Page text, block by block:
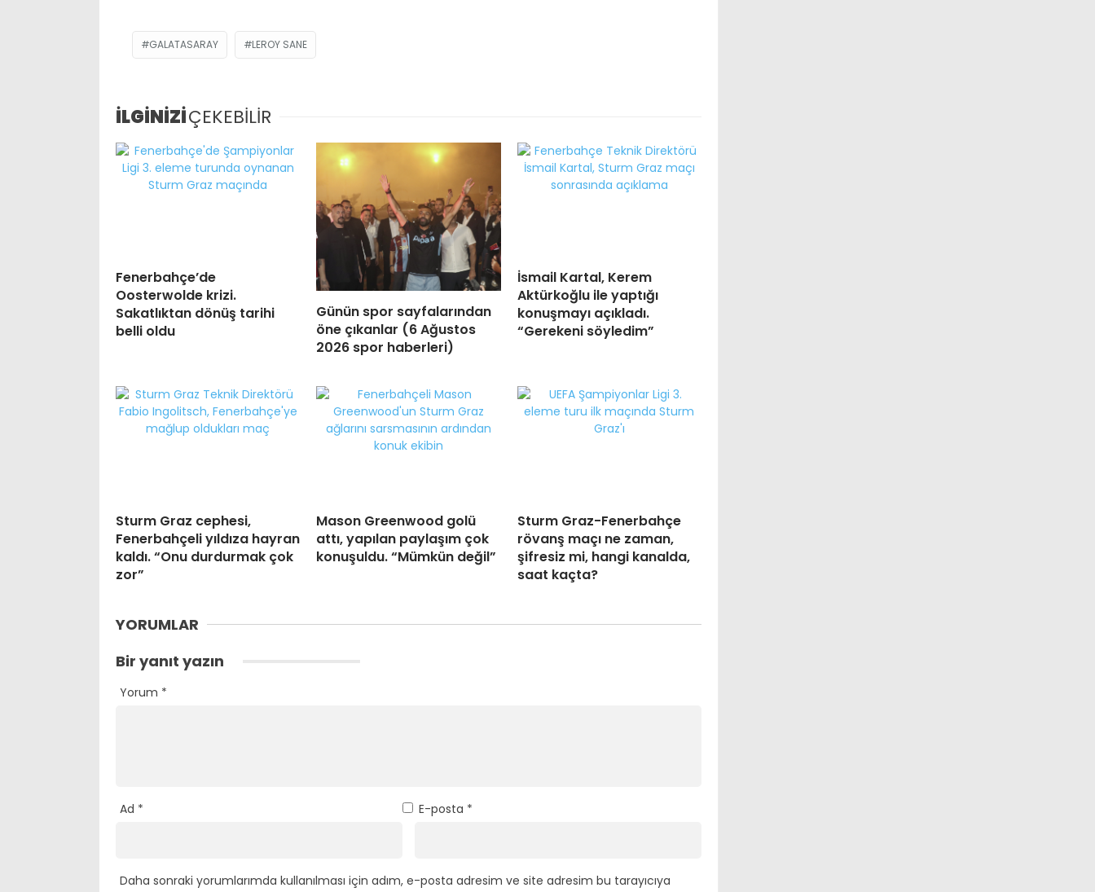
GALATASARAY LEROY SANE
İLGİNİZİÇEKEBİLİR
Fenerbahçe’de
Oosterwolde krizi.
Sakatlıktan dönüş tarihi
belli oldu
Günün spor sayfalarından
öne çıkanlar (6 Ağustos
2026 spor haberleri)
İsmail Kartal, Kerem
Aktürkoğlu ile yaptığı
konuşmayı açıkladı.
“Gerekeni söyledim”
Sturm Graz cephesi,
Fenerbahçeli yıldıza hayran
kaldı. “Onu durdurmak çok
zor”
Mason Greenwood golü
attı, yapılan paylaşım çok
konuşuldu. “Mümkün değil”
Sturm Graz-Fenerbahçe
rövanş maçı ne zaman,
şifresiz mi, hangi kanalda,
saat kaçta?
YORUMLAR
Bir yanıt yazın
Yorum *
Ad * E-posta *
Daha sonraki yorumlarımda kullanılması için adım, e-posta adresim ve site adresim bu tarayıcıya